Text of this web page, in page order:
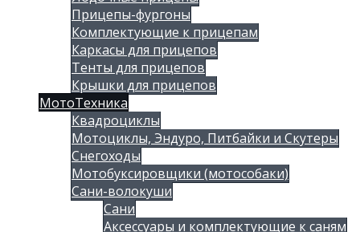
Прицепы-фургоны
Комплектующие к прицепам
Каркасы для прицепов
Тенты для прицепов
Крышки для прицепов
МотоТехника
Квадроциклы
Мотоциклы, Эндуро, Питбайки и Скутеры
Снегоходы
Мотобуксировщики (мотособаки)
Сани-волокуши
Сани
Аксессуары и комплектующие к саням